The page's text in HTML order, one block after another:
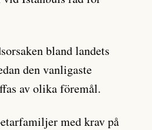
bland landets
den vanligaste
av olika föremål.
med krav på